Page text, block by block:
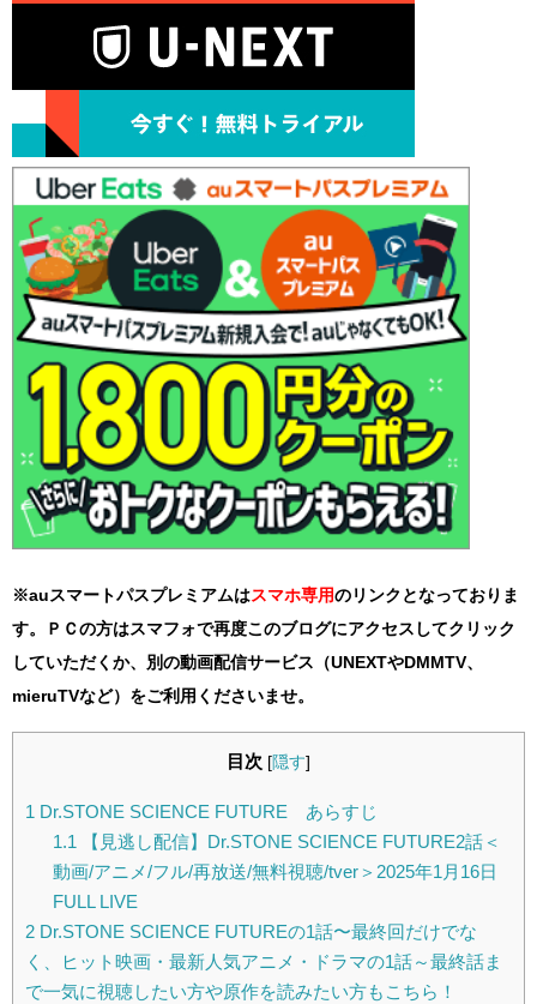
※auスマートパスプレミアムはスマホ専用のリンクとなっておりま
す。ＰＣの方はスマフォで再度このブログにアクセスしてクリック
していただくか、別の動画配信サービス（UNEXTやDMMTV、
mieruTVなど）をご利用くださいませ。
目次 [隠す]
1 Dr.STONE SCIENCE FUTURE あらすじ
1.1 【見逃し配信】Dr.STONE SCIENCE FUTURE2話＜
動画/アニメ/フル/再放送/無料視聴/tver＞2025年1月16日
FULL LIVE
2 Dr.STONE SCIENCE FUTUREの1話〜最終回だけでな
く、ヒット映画・最新人気アニメ・ドラマの1話～最終話ま
で一気に視聴したい方や原作を読みたい方もこちら！